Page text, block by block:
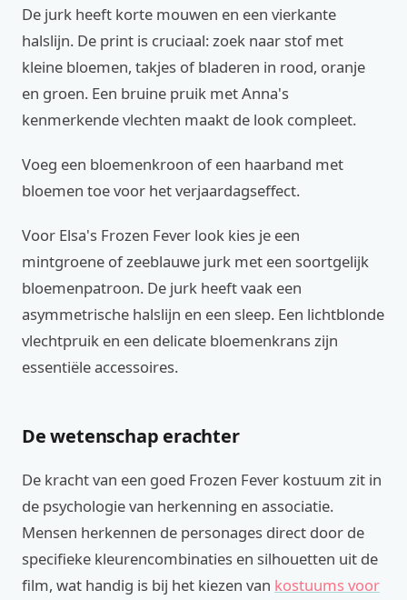
De jurk heeft korte mouwen en een vierkante
halslijn. De print is cruciaal: zoek naar stof met
kleine bloemen, takjes of bladeren in rood, oranje
en groen. Een bruine pruik met Anna's
kenmerkende vlechten maakt de look compleet.
Voeg een bloemenkroon of een haarband met
bloemen toe voor het verjaardagseffect.
Voor Elsa's Frozen Fever look kies je een
mintgroene of zeeblauwe jurk met een soortgelijk
bloemenpatroon. De jurk heeft vaak een
asymmetrische halslijn en een sleep. Een lichtblonde
vlechtpruik en een delicate bloemenkrans zijn
essentiële accessoires.
De wetenschap erachter
De kracht van een goed Frozen Fever kostuum zit in
de psychologie van herkenning en associatie.
Mensen herkennen de personages direct door de
specifieke kleurencombinaties en silhouetten uit de
film, wat handig is bij het kiezen van kostuums voor